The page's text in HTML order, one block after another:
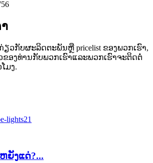
ວ​ກັບ​ຜະ​ລິດ​ຕະ​ພັນ​ຫຼື pricelist ຂອງ​ພວກ​ເຮົາ​,
ອງ​ທ່ານ​ກັບ​ພວກ​ເຮົາ​ແລະ​ພວກ​ເຮົາ​ຈະ​ຕິດ​ຕໍ່​
ມງ​.
ຍັງແດ່?...